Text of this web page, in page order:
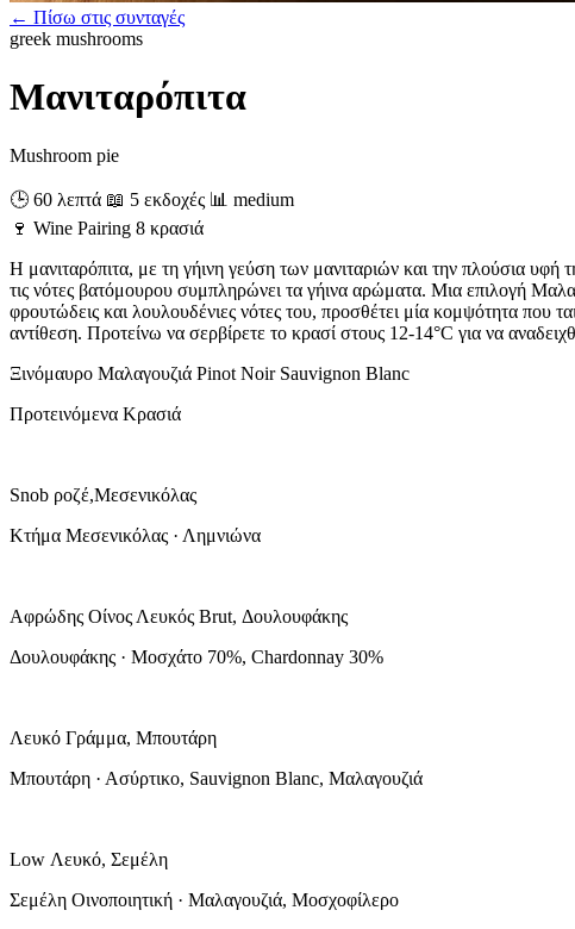
← Πίσω στις συνταγές
greek mushrooms
Μανιταρόπιτα
Mushroom pie
🕒 60 λεπτά 📖 5 εκδοχές 📊 medium
🍷 Wine Pairing 8 κρασιά
Η μανιταρόπιτα, με τη γήινη γεύση των μανιταριών και την πλούσια υφή
τις νότες βατόμουρου συμπληρώνει τα γήινα αρώματα. Μια επιλογή
φρουτώδεις και λουλουδένιες νότες του, προσθέτει μία κομψότητα που
αντίθεση. Προτείνω να σερβίρετε το κρασί στους 12-14°C για να
Ξινόμαυρο Μαλαγουζιά Pinot Noir Sauvignon Blanc
Προτεινόμενα Κρασιά
Snob ροζέ,Μεσενικόλας
Κτήμα Μεσενικόλας · Λημνιώνα
Αφρώδης Οίνος Λευκός Brut, Δουλουφάκης
Δουλουφάκης · Μοσχάτο 70%, Chardonnay 30%
Λευκό Γράμμα, Μπουτάρη
Μπουτάρη · Ασύρτικο, Sauvignon Blanc, Μαλαγουζιά
Low Λευκό, Σεμέλη
Σεμέλη Οινοποιητική · Μαλαγουζιά, Μοσχοφίλερο